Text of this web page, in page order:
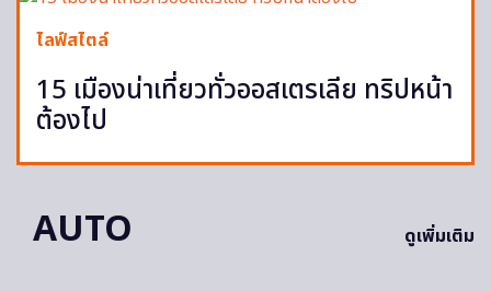
ไลฟ์สไตล์
15 เมืองน่าเที่ยวทั่วออสเตรเลีย ทริปหน้า
ต้องไป
AUTO ดูเพิ่มเติม